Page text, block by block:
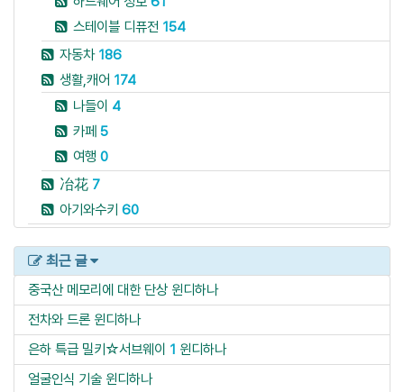
스테이블 디퓨전 154
자동차 186
생활,캐어 174
나들이 4
카페 5
여행 0
冶花 7
아기와수키 60
최근 글
중국산 메모리에 대한 단상 윈디하나
전차와 드론 윈디하나
은하 특급 밀키☆서브웨이 1 윈디하나
얼굴인식 기술 윈디하나